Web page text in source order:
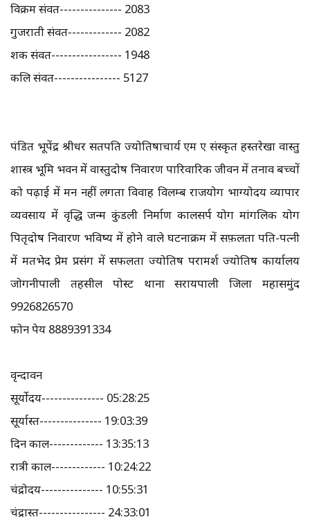
विक्रम संवत--------------- 2083
गुजराती संवत------------- 2082
शक संवत----------------- 1948
कलि संवत---------------- 5127
पंडित भूपेंद्र श्रीधर सतपति ज्योतिषाचार्य एम ए संस्कृत हस्तरेखा वास्तु
शास्त्र भूमि भवन में वास्तुदोष निवारण पारिवारिक जीवन में तनाव बच्चों
को पढ़ाई में मन नहीं लगता विवाह विलम्ब राजयोग भाग्योदय व्यापार
व्यवसाय में वृद्धि जन्म कुंडली निर्माण कालसर्प योग मांगलिक योग
पितृदोष निवारण भविष्य में होने वाले घटनाक्रम में सफ़लता पति-पत्नी
में मतभेद प्रेम प्रसंग में सफलता ज्योतिष परामर्श ज्योतिष कार्यालय
जोगनीपाली तहसील पोस्ट थाना सरायपाली जिला महासमुंद
9926826570
फोन पेय 8889391334
वृन्दावन
सूर्योदय--------------- 05:28:25
सूर्यास्त--------------- 19:03:39
दिन काल------------- 13:35:13
रात्री काल------------- 10:24:22
चंद्रोदय--------------- 10:55:31
चंद्रास्त---------------- 24:33:01